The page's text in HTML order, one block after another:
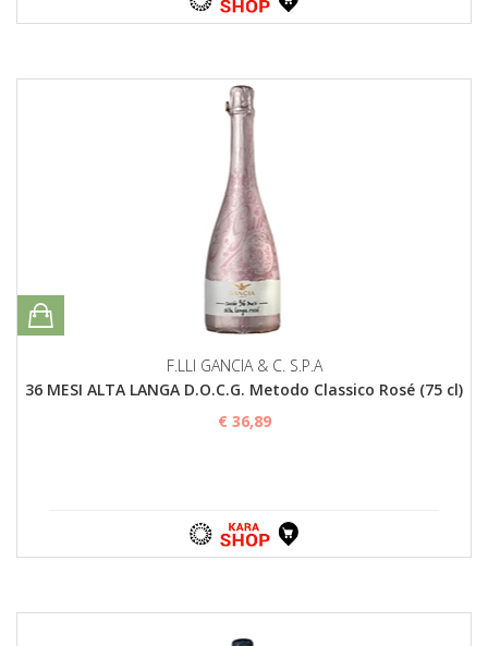
F.LLI GANCIA & C. S.P.A
36 MESI ALTA LANGA D.O.C.G. Metodo Classico Rosé (75 cl)
€ 36,89